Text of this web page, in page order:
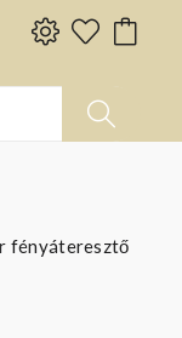
fényáteresztő